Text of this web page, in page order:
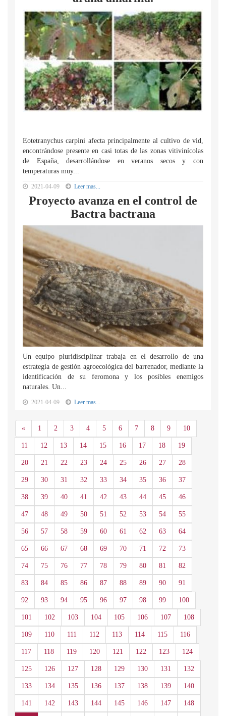
Eotetranychus carpini afecta principalmente al cultivo de vid,
encontrándose presente en casi totas de las zonas vitivinícolas
de España, desarrollándose en veranos secos y con
temperaturas muy...
2021-04-09 Leer mas...
Proyecto avanza en el control de
Bactra bactrana
Un equipo pluridisciplinar trabaja en el desarrollo de una
estrategia de gestión agroecológica del barrenador, mediante la
identificación de su feromona y los posibles enemigos
naturales. Un...
2021-04-09 Leer mas...
«Anterior
1 2 3 4 5 6 7 8 9 10
11 12 13 14 15 16 17 18 19
20 21 22 23 24 25 26 27 28
29 30 31 32 33 34 35 36 37
38 39 40 41 42 43 44 45 46
47 48 49 50 51 52 53 54 55
56 57 58 59 60 61 62 63 64
65 66 67 68 69 70 71 72 73
74 75 76 77 78 79 80 81 82
83 84 85 86 87 88 89 90 91
92 93 94 95 96 97 98 99 100
101 102 103 104 105 106 107 108
109 110 111 112 113 114 115 116
117 118 119 120 121 122 123 124
125 126 127 128 129 130 131 132
133 134 135 136 137 138 139 140
141 142 143 144 145 146 147 148